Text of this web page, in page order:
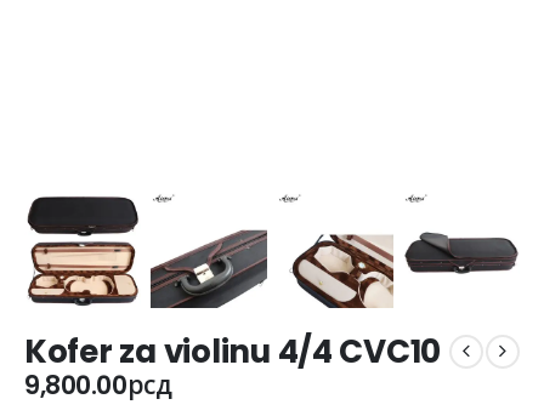
Kofer za violinu 4/4 CVC10
9,800.00рсд